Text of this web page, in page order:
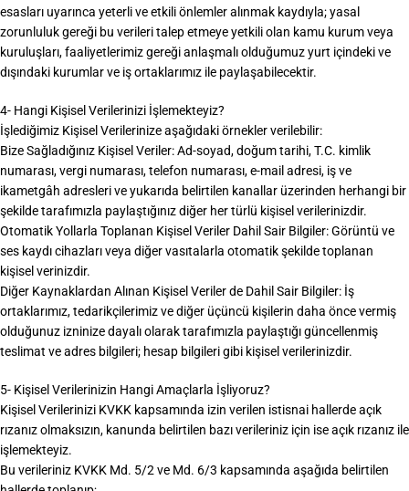
esasları uyarınca yeterli ve etkili önlemler alınmak kaydıyla; yasal
zorunluluk gereği bu verileri talep etmeye yetkili olan kamu kurum veya
kuruluşları, faaliyetlerimiz gereği anlaşmalı olduğumuz yurt içindeki ve
dışındaki kurumlar ve iş ortaklarımız ile paylaşabilecektir.
4- Hangi Kişisel Verilerinizi İşlemekteyiz?
İşlediğimiz Kişisel Verilerinize aşağıdaki örnekler verilebilir:
Bize Sağladığınız Kişisel Veriler: Ad-soyad, doğum tarihi, T.C. kimlik
numarası, vergi numarası, telefon numarası, e-mail adresi, iş ve
ikametgâh adresleri ve yukarıda belirtilen kanallar üzerinden herhangi bir
şekilde tarafımızla paylaştığınız diğer her türlü kişisel verilerinizdir.
Otomatik Yollarla Toplanan Kişisel Veriler Dahil Sair Bilgiler: Görüntü ve
ses kaydı cihazları veya diğer vasıtalarla otomatik şekilde toplanan
kişisel verinizdir.
Diğer Kaynaklardan Alınan Kişisel Veriler de Dahil Sair Bilgiler: İş
ortaklarımız, tedarikçilerimiz ve diğer üçüncü kişilerin daha önce vermiş
olduğunuz izninize dayalı olarak tarafımızla paylaştığı güncellenmiş
teslimat ve adres bilgileri; hesap bilgileri gibi kişisel verilerinizdir.
5- Kişisel Verilerinizin Hangi Amaçlarla İşliyoruz?
Kişisel Verilerinizi KVKK kapsamında izin verilen istisnai hallerde açık
rızanız olmaksızın, kanunda belirtilen bazı verileriniz için ise açık rızanız ile
işlemekteyiz.
Bu verileriniz KVKK Md. 5/2 ve Md. 6/3 kapsamında aşağıda belirtilen